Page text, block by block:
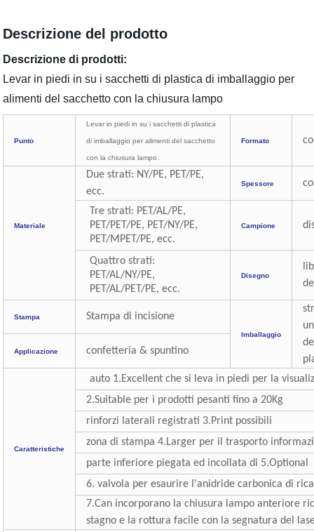
Descrizione del prodotto
Descrizione di prodotti:
Levar in piedi in su i sacchetti di plastica di imballaggio per
alimenti del sacchetto con la chiusura lampo
Punto
Levar in piedi in su i sacchetti di plastica
di imballaggio per alimenti del sacchetto
con la chiusura lampo
Formato
Materiale
Due strati: NY/PE, PET/PE,
ecc.
Spessore
Tre strati: PET/AL/PE,
PET/PET/PE, PET/NY/PE,
PET/MPET/PE, ecc.
Campione
Quattro strati:
PET/AL/NY/PE,
PET/AL/PET/PE, ecc.
Disegno
Stampa Stampa di incisione
Imballaggio
Applicazione confetteria & spuntino
Caratteristiche
auto 1.Excellent che si leva in piedi per la
2.Suitable per i prodotti pesanti fino a 20Kg
rinforzi laterali registrati 3.Print possibili
zona di stampa 4.Larger per il trasporto
parte inferiore piegata ed incollata di 5.Optional
6. valvola per esaurire l'anidride carbonica di
7.Can incorporano la chiusura lampo anteriore
stagno e la rottura facile con la segnatura del